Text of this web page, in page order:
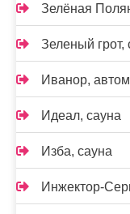
Зелёная
Зеленый грот,
Иванор,
Идеал, сауна
Изба, сауна
Инжектор-